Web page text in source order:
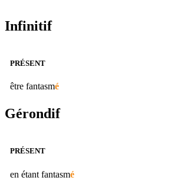
Infinitif
PRÉSENT
être fantasmé
Gérondif
PRÉSENT
en étant fantasmé